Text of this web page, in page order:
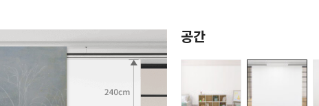
공간